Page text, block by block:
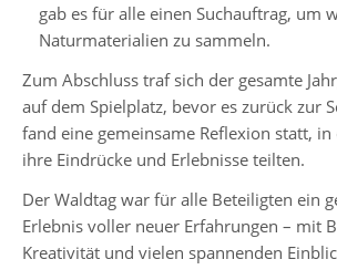
Jahrgang
5
Jahrgang
Jahrgang
7
Jahrgang
8
gab es für alle einen Suchauftrag, um
Naturmaterialien zu sammeln.
Zum Abschluss traf sich der gesamte
auf dem Spielplatz, bevor es zurück zur
fand eine gemeinsame Reflexion statt,
ihre Eindrücke und Erlebnisse teilten.
Der Waldtag war für alle Beteiligten ein
Erlebnis voller neuer Erfahrungen – mit
Kreativität und vielen spannenden